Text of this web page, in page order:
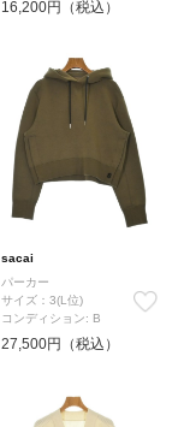
16,200円（税込）
sacai
パーカー
サイズ：3(L位)
コンディション: B
27,500円（税込）